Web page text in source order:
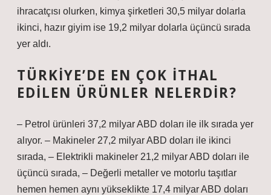
ihracatçısı olurken, kimya şirketleri 30,5 milyar dolarla
ikinci, hazır giyim ise 19,2 milyar dolarla üçüncü sırada
yer aldı.
TÜRKIYE’DE EN ÇOK ITHAL
EDILEN ÜRÜNLER NELERDIR?
– Petrol ürünleri 37,2 milyar ABD doları ile ilk sırada yer
alıyor. – Makineler 27,2 milyar ABD doları ile ikinci
sırada, – Elektrikli makineler 21,2 milyar ABD doları ile
üçüncü sırada, – Değerli metaller ve motorlu taşıtlar
hemen hemen aynı yükseklikte 17,4 milyar ABD doları